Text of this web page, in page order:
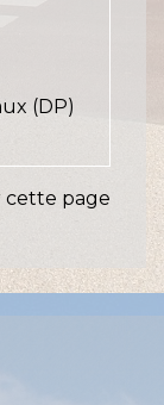
(DP)
cette page